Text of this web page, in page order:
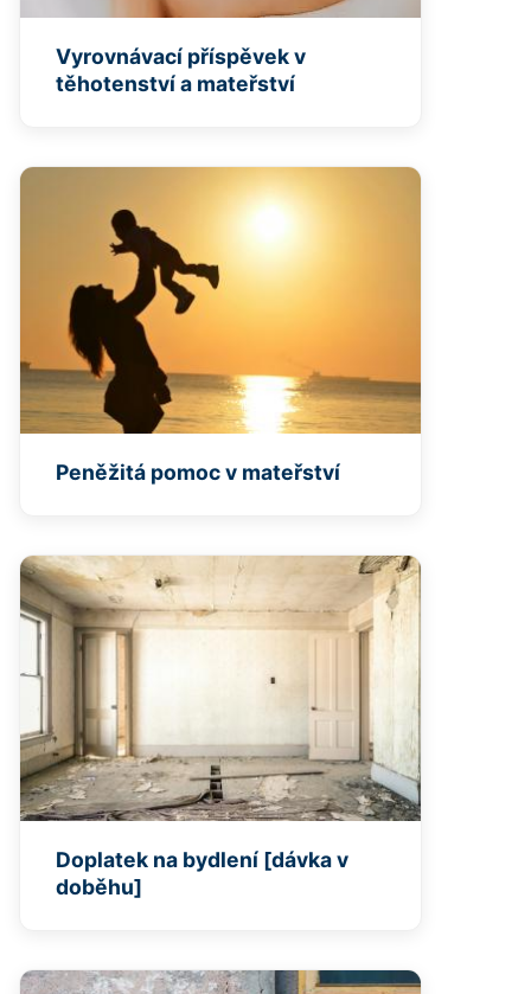
Vyrovnávací příspěvek v
těhotenství a mateřství
Peněžitá pomoc v mateřství
Doplatek na bydlení [dávka v
doběhu]